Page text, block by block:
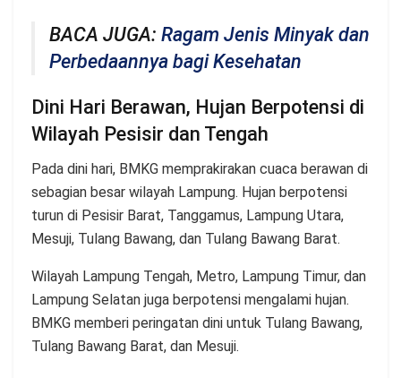
BACA JUGA: Ragam Jenis Minyak dan
Perbedaannya bagi Kesehatan
Dini Hari Berawan, Hujan Berpotensi di
Wilayah Pesisir dan Tengah
Pada dini hari, BMKG memprakirakan cuaca berawan di
sebagian besar wilayah Lampung. Hujan berpotensi
turun di Pesisir Barat, Tanggamus, Lampung Utara,
Mesuji, Tulang Bawang, dan Tulang Bawang Barat.
Wilayah Lampung Tengah, Metro, Lampung Timur, dan
Lampung Selatan juga berpotensi mengalami hujan.
BMKG memberi peringatan dini untuk Tulang Bawang,
Tulang Bawang Barat, dan Mesuji.